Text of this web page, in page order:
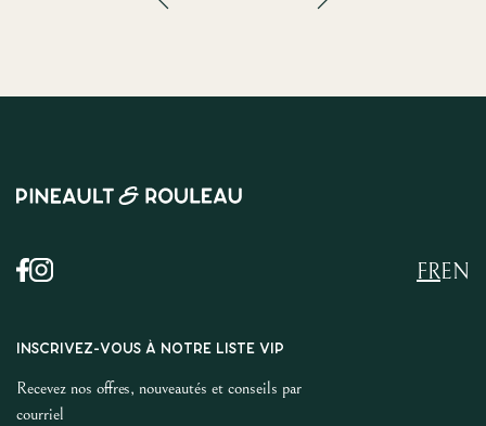
EN
FR
INSCRIVEZ-VOUS À NOTRE LISTE VIP
Recevez nos offres, nouveautés et conseils par
courriel